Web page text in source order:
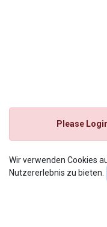
Please
Wir verwenden Cookies
Nutzererlebnis zu bieten.